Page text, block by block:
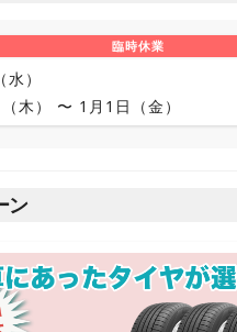
臨時休業
）
木） 〜 1月1日（金）
ン